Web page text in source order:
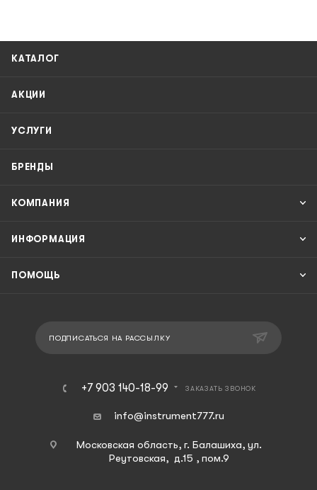
КАТАЛОГ
АКЦИИ
УСЛУГИ
БРЕНДЫ
КОМПАНИЯ
ИНФОРМАЦИЯ
ПОМОЩЬ
ПОДПИСАТЬСЯ НА РАССЫЛКУ
+7 903 140-18-99 ЗАКАЗАТЬ ЗВОНОК
info@instrument777.ru
Московская область, г. Балашиха, ул.
Реутовская, д.15 , пом.9